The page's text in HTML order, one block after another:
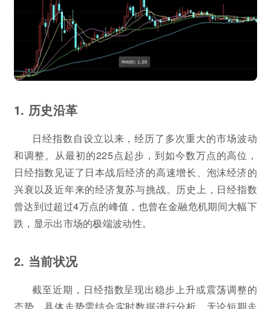
1. 历史沿革
日经指数自设立以来，经历了多次重大的市场波动
和调整。从最初的225点起步，到如今数万点的高位，
日经指数见证了日本战后经济的高速增长、泡沫经济的
兴衰以及近年来的经济复苏与挑战。历史上，日经指数
曾达到过超过4万点的峰值，也曾在金融危机期间大幅下
跌，显示出市场的极端波动性。
2. 当前状况
截至近期，日经指数呈现出稳步上升或震荡调整的